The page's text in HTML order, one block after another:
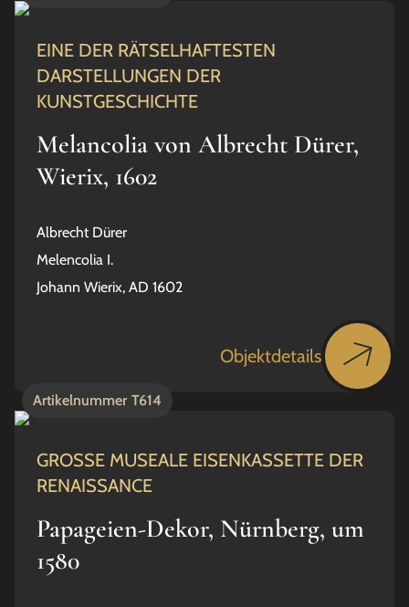
EINE DER RÄTSELHAFTESTEN
DARSTELLUNGEN DER
KUNSTGESCHICHTE
Melancolia von Albrecht Dürer,
Wierix, 1602
Albrecht Dürer
Melencolia I.
Johann Wierix, AD 1602
Objektdetails
Artikelnummer T614
GROSSE MUSEALE EISENKASSETTE DER
RENAISSANCE
Papageien-Dekor, Nürnberg, um
1580